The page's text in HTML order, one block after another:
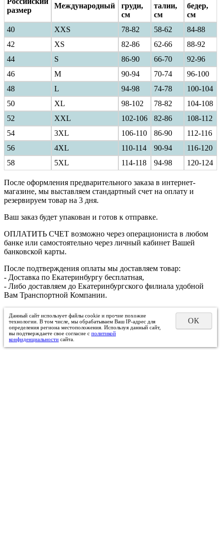
размер
Международный
груди,
см
талии,
см
бедер,
см
40
ХXS 78-82 58-62
84-88
42
XS 82-86 62-66
88-92
44
S 86-90 66-70
92-96
46
M 90-94 70-74
96-100
48
L 94-98 74-78
100-104
50
XL 98-102 78-82
104-108
52
XXL 102-106 82-86
108-112
54
3XL 106-110 86-90
112-116
56
4XL 110-114 90-94
116-120
58
5XL 114-118 94-98 120-124
После оформления предварительного заказа в интернет-
магазине, мы выставляем стандартный счет на оплату и
резервируем товар на 3 дня.
Ваш заказ будет упакован и готов к отправке.
ОПЛАТИТЬ СЧЕТ возможно через операциониста в любом
банке или самостоятельно через личный кабинет Вашей
банковской карты.
После подтверждения оплаты мы доставляем товар:
- Доставка по Екатеринбургу бесплатная,
- Либо доставляем до Екатеринбургского филиала удобной
Вам Транспортной Компании.
Данный сайт использует файлы cookie и прочие похожие
технологии. В том числе, мы обрабатываем Ваш IP-адрес для
определения региона местоположения. Используя данный сайт,
вы подтверждаете свое согласие с политикой
конфиденциальности сайта.
ОК